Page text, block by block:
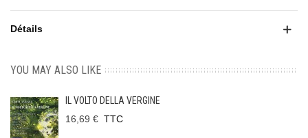
Détails
YOU MAY ALSO LIKE
IL VOLTO DELLA VERGINE
16,69 € TTC